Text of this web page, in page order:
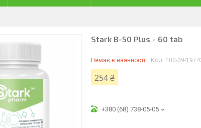
Stark B-50 Plus - 60 tab
Немає в наявності Код: 100-39-
254 ₴
+380 (68) 738-05-05